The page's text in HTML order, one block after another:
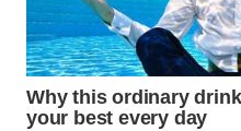
JOGJA
JATIM